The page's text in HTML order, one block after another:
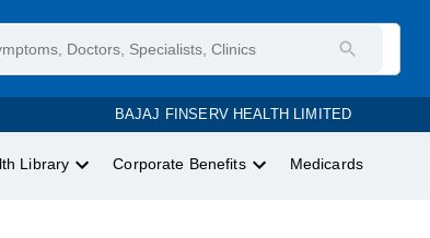
BAJAJ FINSERV HEALTH LIMITED
Library Corporate Benefits Medicards